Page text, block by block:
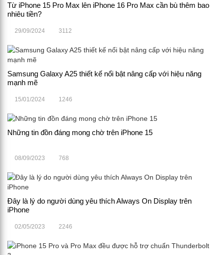
Từ iPhone 15 Pro Max lên iPhone 16 Pro Max cần bù thêm bao
nhiêu tiền?
29/09/2024 3112
Samsung Galaxy A25 thiết kế nổi bật nâng cấp với hiệu năng
mạnh mẽ
15/01/2024 1246
Những tin đồn đáng mong chờ trên iPhone 15
08/09/2023 768
Đây là lý do người dùng yêu thích Always On Display trên
iPhone
02/05/2023 2246